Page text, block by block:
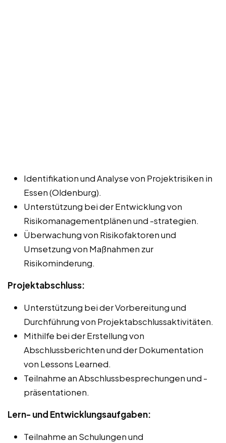
Identifikation und Analyse von Projektrisiken in
Essen (Oldenburg).
Unterstützung bei der Entwicklung von
Risikomanagementplänen und -strategien.
Überwachung von Risikofaktoren und
Umsetzung von Maßnahmen zur
Risikominderung.
Projektabschluss:
Unterstützung bei der Vorbereitung und
Durchführung von Projektabschlussaktivitäten.
Mithilfe bei der Erstellung von
Abschlussberichten und der Dokumentation
von Lessons Learned.
Teilnahme an Abschlussbesprechungen und -
präsentationen.
Lern- und Entwicklungsaufgaben:
Teilnahme an Schulungen und